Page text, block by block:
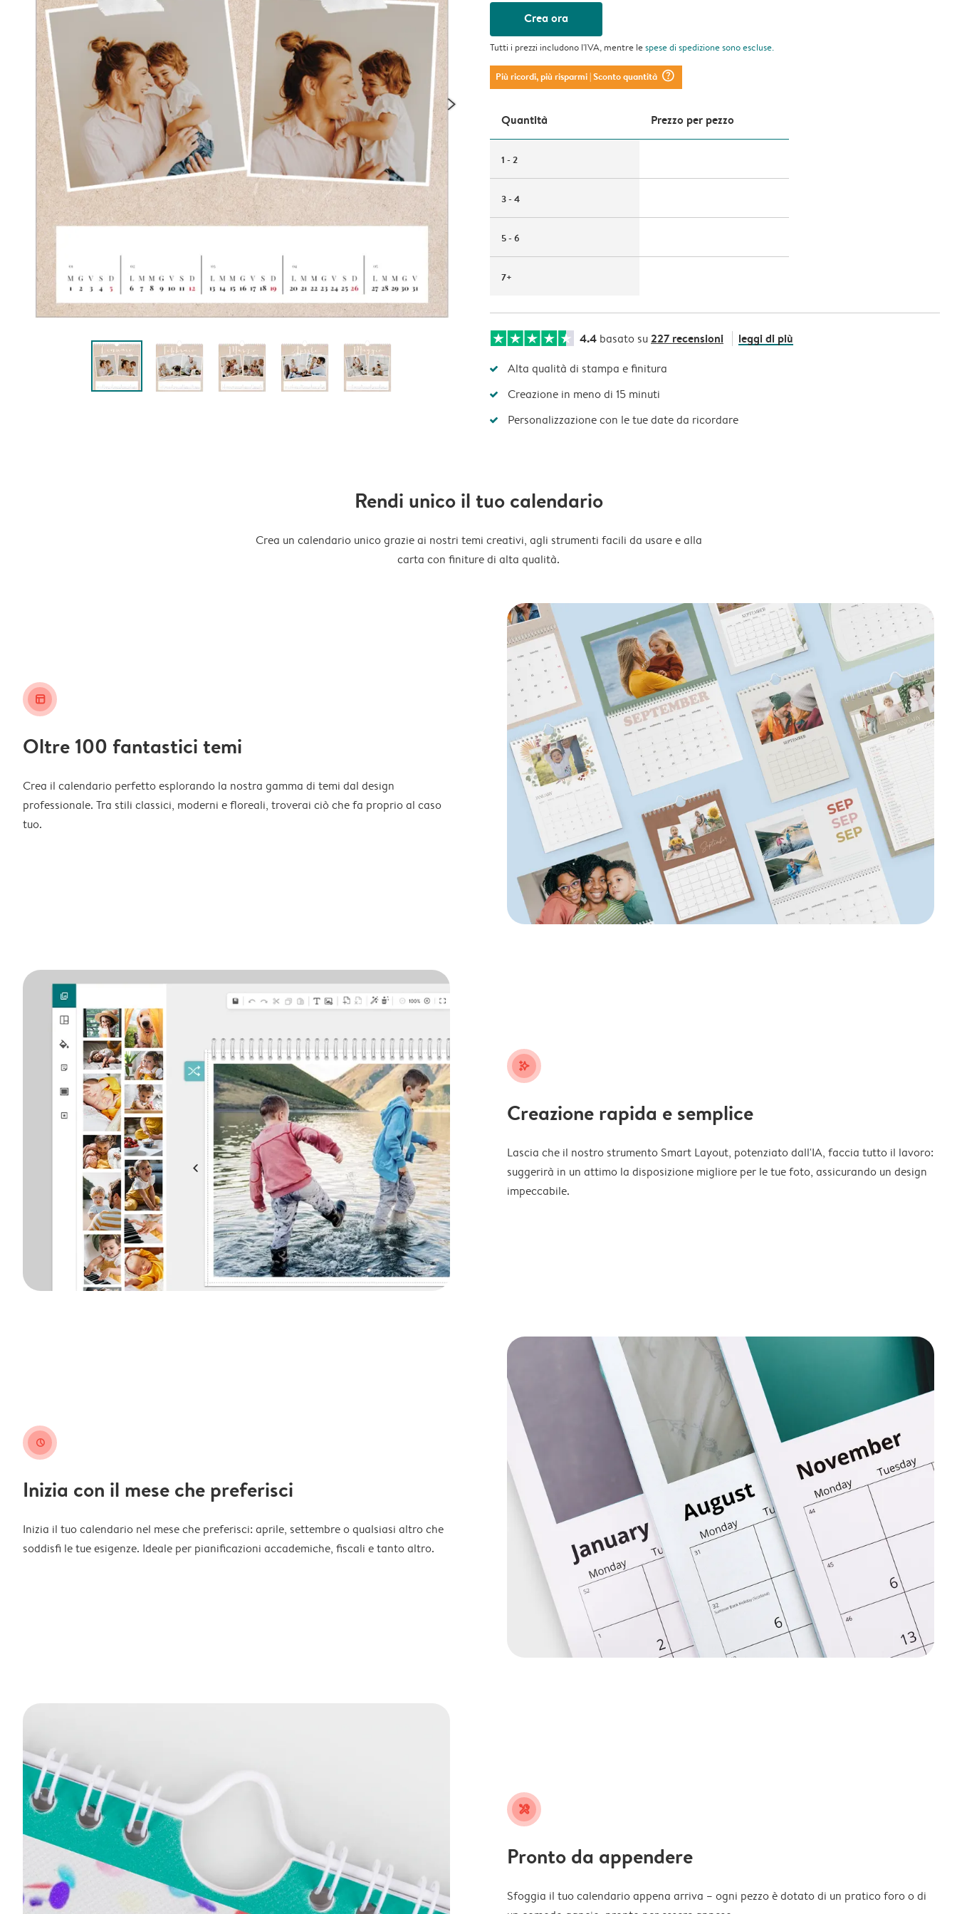
Crea ora
Tutti i prezzi includono l'IVA, mentre lespese di spedizionesono escluse.
Più ricordi, più risparmi| Sconto quantità question_mark_circle
Quantità Prezzo per pezzo
1 - 2
3 - 4
5 - 6
7+
4.4 basato su227 recensioni leggi di più
Alta qualità di stampa e finitura
Creazione in meno di 15 minuti
Personalizzazione con le tue date da ricordare
Rendi unico il tuo calendario
Crea un calendario unico grazie ai nostri temi creativi, agli strumenti facili da usare e alla
carta con finiture di alta qualità.
layout_alt
Oltre 100 fantastici temi
Crea il calendario perfetto esplorando la nostra gamma di temi dal design
professionale. Tra stili classici, moderni e floreali, troverai ciò che fa proprio al caso
tuo.
stars_plus
Creazione rapida e semplice
Lascia che il nostro strumento Smart Layout, potenziato dall'IA, faccia tutto il lavoro:
suggerirà in un attimo la disposizione migliore per le tue foto, assicurando un design
impeccabile.
clock
Inizia con il mese che preferisci
Inizia il tuo calendario nel mese che preferisci: aprile, settembre o qualsiasi altro che
soddisfi le tue esigenze. Ideale per pianificazioni accademiche, fiscali e tanto altro.
tools
Pronto da appendere
Sfoggia il tuo calendario appena arriva – ogni pezzo è dotato di un pratico foro o di